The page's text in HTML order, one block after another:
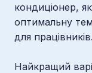
кондиціонер,
оптимальну
для працівників.
Найкращий